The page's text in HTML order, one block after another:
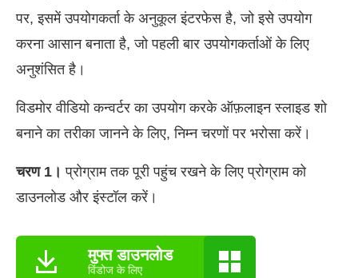
पर, इसमें उपयोगकर्ता के अनुकूल इंटरफेस है, जो इसे उपयोग
करना आसान बनाता है, जो पहली बार उपयोगकर्ताओं के लिए
अनुशंसित है।
विडमोर वीडियो कन्वर्टर का उपयोग करके ऑफ़लाइन स्लाइड शो
बनाने का तरीका जानने के लिए, निम्न चरणों पर भरोसा करें।
चरण 1। प्रोग्राम तक पूरी पहुंच रखने के लिए प्रोग्राम को
डाउनलोड और इंस्टॉल करें।
मुफ्त डाउनलोड
विंडोज के लिए